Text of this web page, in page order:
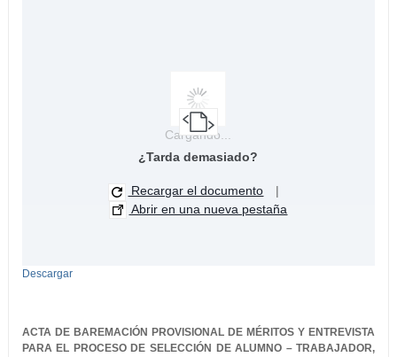
Cargando...
¿Tarda demasiado?
Recargar el documento
|
Abrir en una nueva pestaña
Descargar
ACTA DE BAREMACIÓN PROVISIONAL DE MÉRITOS Y ENTREVISTA
PARA EL PROCESO DE SELECCIÓN DE ALUMNO – TRABAJADOR,